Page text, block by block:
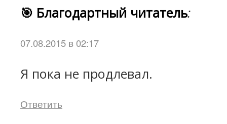
🎯 Благодартный читатель:
07.08.2015 в 02:17
Я пока не продлевал.
Ответить